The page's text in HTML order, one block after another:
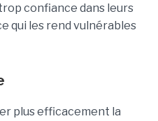
confiance dans leurs
qui les rend vulnérables
plus efficacement la